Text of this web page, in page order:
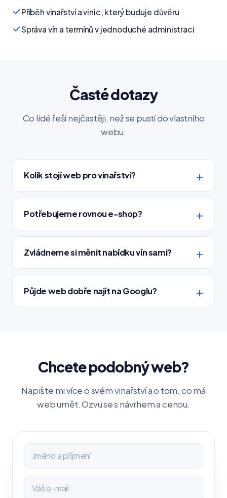
Příběh vinařství a vinic, který buduje důvěru
Správa vín a termínů v jednoduché administraci
Časté dotazy
Co lidé řeší nejčastěji, než se pustí do vlastního
webu.
Kolik stojí web pro vinařství?
Potřebujeme rovnou e-shop?
Zvládneme si měnit nabídku vín sami?
Půjde web dobře najít na Googlu?
Chcete podobný web?
Napište mi více o svém vinařství a o tom, co má
web umět. Ozvu se s návrhem a cenou.